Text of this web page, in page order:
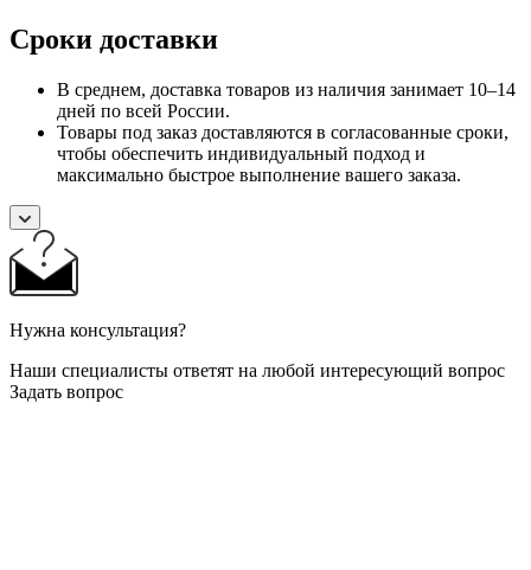
Сроки доставки
В среднем, доставка товаров из наличия занимает 10–14
дней по всей России.
Товары под заказ доставляются в согласованные сроки,
чтобы обеспечить индивидуальный подход и
максимально быстрое выполнение вашего заказа.
Нужна консультация?
Наши специалисты ответят на любой интересующий вопрос
Задать вопрос